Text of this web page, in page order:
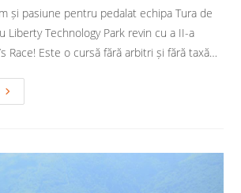
și pasiune pentru pedalat echipa Tura de
Liberty Technology Park revin cu a II-a
Race! Este o cursă fără arbitri și fără taxă…
Gentlemen’s